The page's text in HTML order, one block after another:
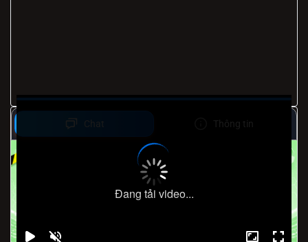
Đang tải video...
Chat Thông tin